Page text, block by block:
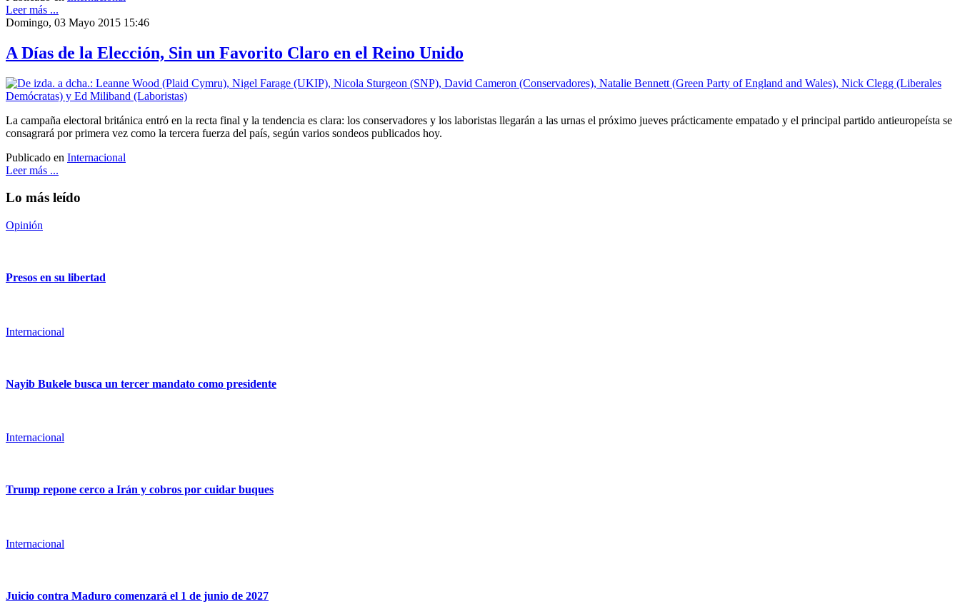
Leer más ...
Domingo, 03 Mayo 2015 15:46
A Días de la Elección, Sin un Favorito Claro en el Reino Unido
La campaña electoral británica entró en la recta final y la tendencia es clara: los conservadores y los laboristas llegarán a las urnas el próximo jueves prácticamente empatado y el principal partido antieuropeísta se
consagrará por primera vez como la tercera fuerza del país, según varios sondeos publicados hoy.
Publicado en Internacional
Leer más ...
Lo más leído
Opinión
Presos en su libertad
Internacional
Nayib Bukele busca un tercer mandato como presidente
Internacional
Trump repone cerco a Irán y cobros por cuidar buques
Internacional
Juicio contra Maduro comenzará el 1 de junio de 2027